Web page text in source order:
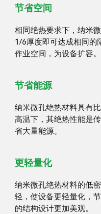
节省空间
相同绝热要求下，纳米
1/6厚度即可达成相同的
作业空间，为设备扩容。
节省能源
纳米微孔绝热材料具有
高温下，其绝热性能是
省大量能源。
更轻量化
纳米微孔绝热材料的低
轻，使设备更轻量化，
的结构设计更加美观。